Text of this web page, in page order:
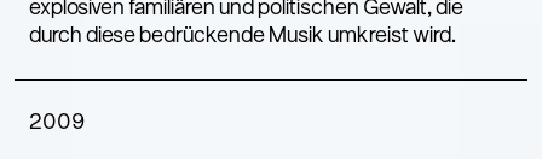
explosiven familiären und politischen Gewalt, die
durch diese bedrückende Musik umkreist wird.
2009